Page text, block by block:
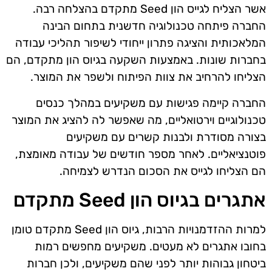
אשר הצליח לגייס הון Seed מתקדם בהצלחה רבה.
החברה פיתחה טכנולוגיה חדשנית בתחום הבינה
המלאכותית והציגה פתרון ייחודי לשיפור תהליכי עבודה
בחברות שונות. באמצעות השקעה בגיוס הון מתקדם, הם
הצליחו להרחיב את צוות הפיתוח ולשפר את המוצר.
החברה קיימה פגישות עם משקיעים במהלך כנסים
טכנולוגיים וירטואליים, מה שאפשר לה להציג את המוצר
בצורה מסודרת ולבנות קשרים עם משקיעים
פוטנציאליים. לאחר מספר חודשים של עבודה מאומצת,
הם הצליחו לגייס את הסכום הנדרש לצמיחה.
אתגרים בגיוס הון Seed מתקדם
למרות ההזדמנויות הרבות, גיוס הון Seed מתקדם טומן
בחובו אתגרים לא מעטים. משקיעים מחפשים רמות
ביטחון גבוהות יותר לפני שהם משקיעים, ולכן חברות